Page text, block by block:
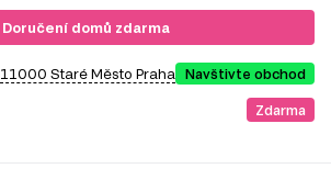
Doručení domů zdarma
11000 Staré Město Praha Navštivte obchod
Zdarma